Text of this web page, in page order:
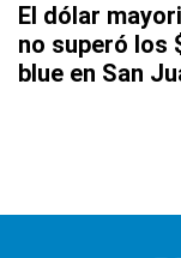
El dólar
no superó los
blue en San